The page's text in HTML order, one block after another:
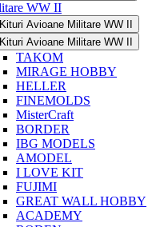
WW II
Kituri Avioane Militare WW II
Kituri Avioane Militare WW II
TAKOM
MIRAGE HOBBY
HELLER
FINEMOLDS
MisterCraft
BORDER
IBG MODELS
AMODEL
I LOVE KIT
FUJIMI
GREAT WALL HOBBY
ACADEMY